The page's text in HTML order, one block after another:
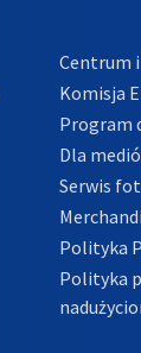
Centrum
Komisja
Program
Dla
Serwis
Polityka
Polityka